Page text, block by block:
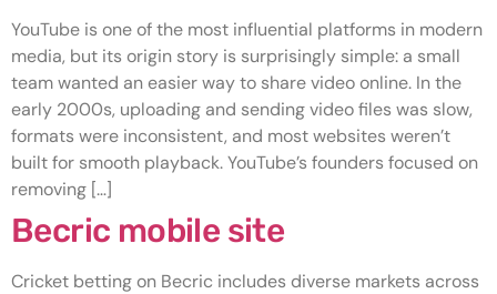
YouTube is one of the most influential platforms in modern
media, but its origin story is surprisingly simple: a small
team wanted an easier way to share video online. In the
early 2000s, uploading and sending video files was slow,
formats were inconsistent, and most websites weren’t
built for smooth playback. YouTube’s founders focused on
removing […]
Becric mobile site
Cricket betting on Becric includes diverse markets across